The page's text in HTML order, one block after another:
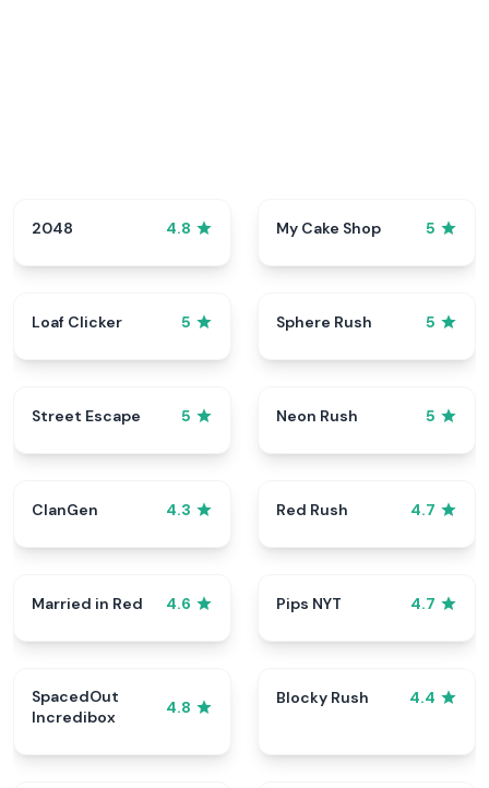
2048 4.8 My Cake Shop 5
Loaf Clicker 5 Sphere Rush 5
Street Escape 5 Neon Rush 5
ClanGen 4.3 Red Rush 4.7
Married in Red 4.6 Pips NYT 4.7
SpacedOut
Incredibox
4.8
Blocky Rush 4.4